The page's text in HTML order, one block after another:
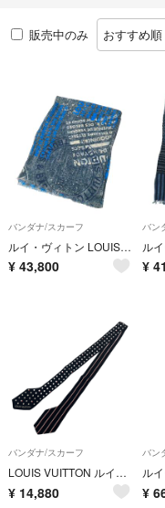
販売中のみ おすすめ順
バンダナ/スカーフ
ルイ・ヴィトン LOUIS VUITTON スカーフ メンズ ブランド コットン 麻 エトール・デニム スタンプ ブルー M78539 アパレル おしゃれ カジュアル ロゴ 【中古】
¥ 43,800
バン
¥
バンダナ/スカーフ
LOUIS VUITTON ルイヴィトン ドット柄 ネクタイ スカーフ ツイリー バンドー MP1603 ブラック
¥ 14,880
バン
¥